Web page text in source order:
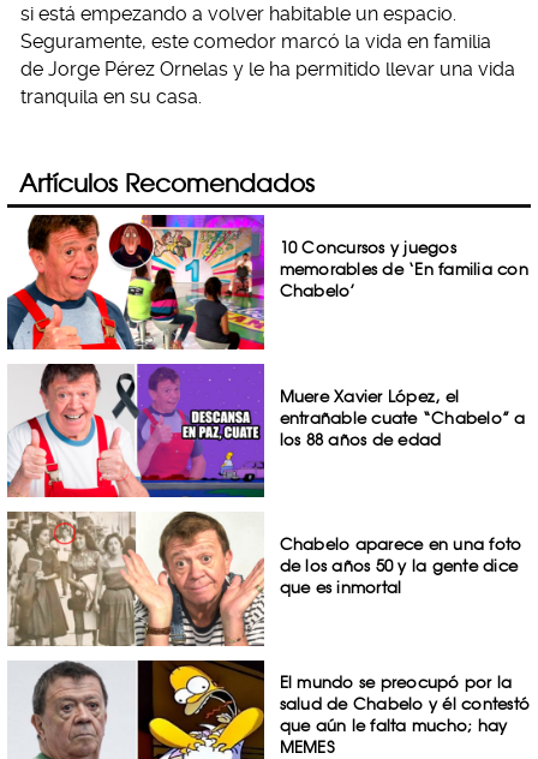
si está empezando a volver habitable un espacio.
Seguramente, este comedor marcó la vida en familia
de Jorge Pérez Ornelas y le ha permitido llevar una vida
tranquila en su casa.
Artículos Recomendados
10 Concursos y juegos
memorables de ‘En familia con
Chabelo’
Muere Xavier López, el
entrañable cuate “Chabelo” a
los 88 años de edad
Chabelo aparece en una foto
de los años 50 y la gente dice
que es inmortal
El mundo se preocupó por la
salud de Chabelo y él contestó
que aún le falta mucho; hay
MEMES